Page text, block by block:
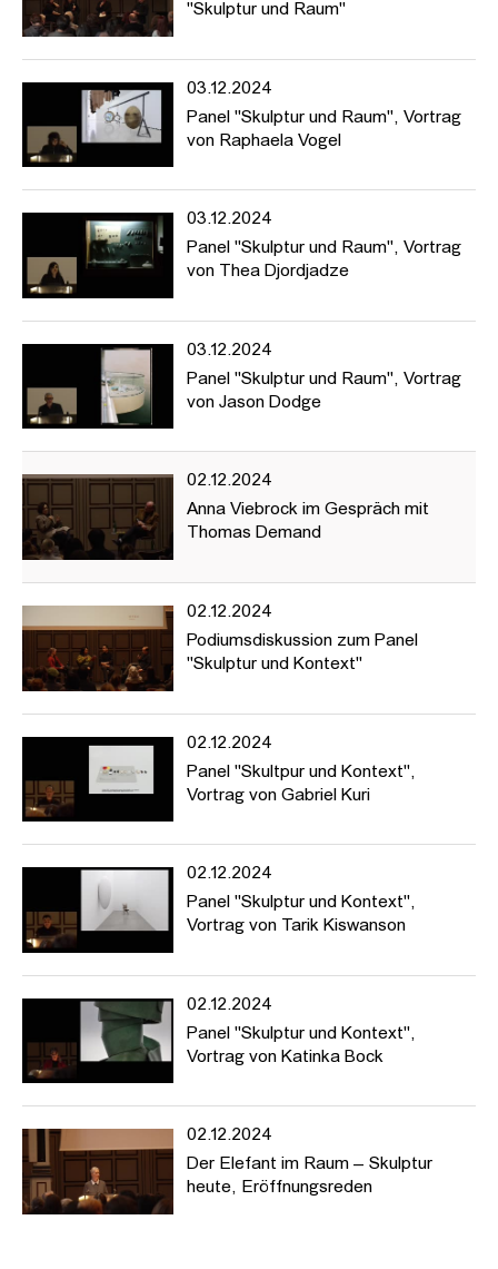
"Skulptur und Raum"
03.12.2024
Panel "Skulptur und Raum", Vortrag
von Raphaela Vogel
03.12.2024
Panel "Skulptur und Raum", Vortrag
von Thea Djordjadze
03.12.2024
Panel "Skulptur und Raum", Vortrag
von Jason Dodge
02.12.2024
Anna Viebrock im Gespräch mit
Thomas Demand
02.12.2024
Podiumsdiskussion zum Panel
"Skulptur und Kontext"
02.12.2024
Panel "Skultpur und Kontext",
Vortrag von Gabriel Kuri
02.12.2024
Panel "Skulptur und Kontext",
Vortrag von Tarik Kiswanson
02.12.2024
Panel "Skulptur und Kontext",
Vortrag von Katinka Bock
02.12.2024
Der Elefant im Raum – Skulptur
heute, Eröffnungsreden